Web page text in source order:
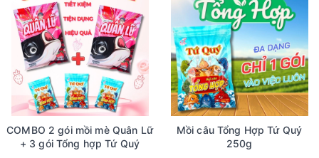
COMBO 2 gói mồi mè Quân Lữ
+ 3 gói Tổng hợp Tứ Quý
Mồi câu Tổng Hợp Tứ Quý
250g